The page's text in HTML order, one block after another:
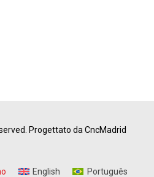
Progettato da CncMadrid
English Português